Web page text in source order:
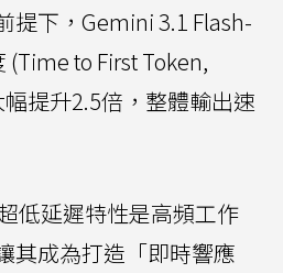
提下，Gemini 3.1 Flash-
to First Token,
提升2.5倍，整體輸出速
低延遲特性是高頻工作
其成為打造「即時響應